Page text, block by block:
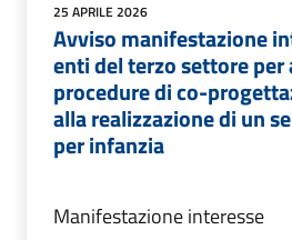
25 APRILE 2026
Avviso manifestazione
enti del terzo settore
procedure di co-
alla realizzazione di un
per infanzia
Manifestazione interesse